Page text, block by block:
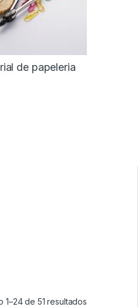
de papeleria
1–24 de 51 resultados